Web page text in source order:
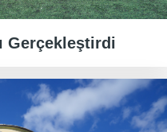
Gerçekleştirdi